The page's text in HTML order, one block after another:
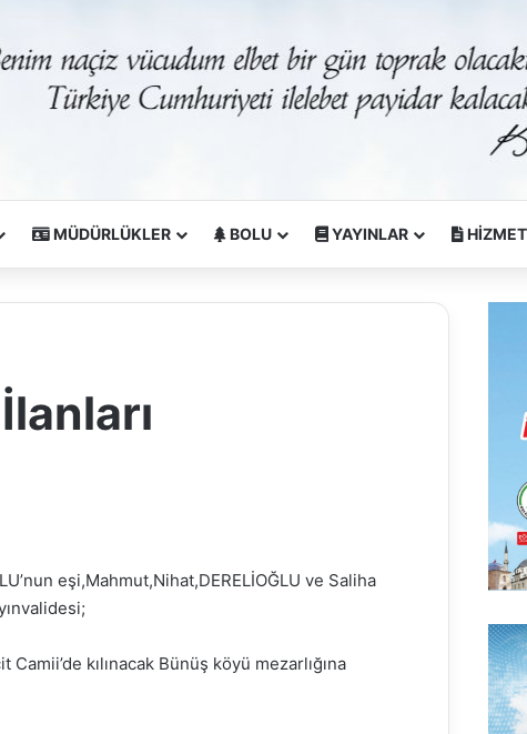
MÜDÜRLÜKLER BOLU YAYINLAR
eşi,Mahmut,Nihat,DERELİOĞLU ve Saliha
kılınacak Bünüş köyü mezarlığına